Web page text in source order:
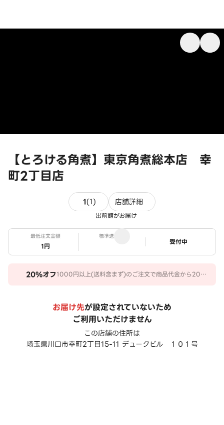
【とろける角煮】東京角煮総本店 幸
町2丁目店
1(1) 1件のレビュー
店舗詳細
出前館がお届け
最低注文金額
1円
標準送料
ステータス
受付中
20%オフ1000円以上(送料含まず)のご注文で商品代金から20％
お届け先が設定されていないため
ご利用いただけません
この店舗の住所は
埼玉県川口市幸町2丁目15-11 デュークビル １０１号